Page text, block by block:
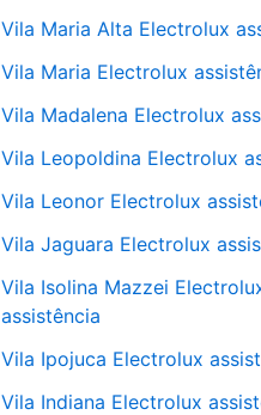
Vila Maria Alta Electrolux
Vila Maria Electrolux
Vila Madalena Electrolux
Vila Leopoldina Electrolux
Vila Leonor Electrolux
Vila Jaguara Electrolux
Vila Isolina Mazzei
assistência
Vila Ipojuca Electrolux
Vila Indiana Electrolux